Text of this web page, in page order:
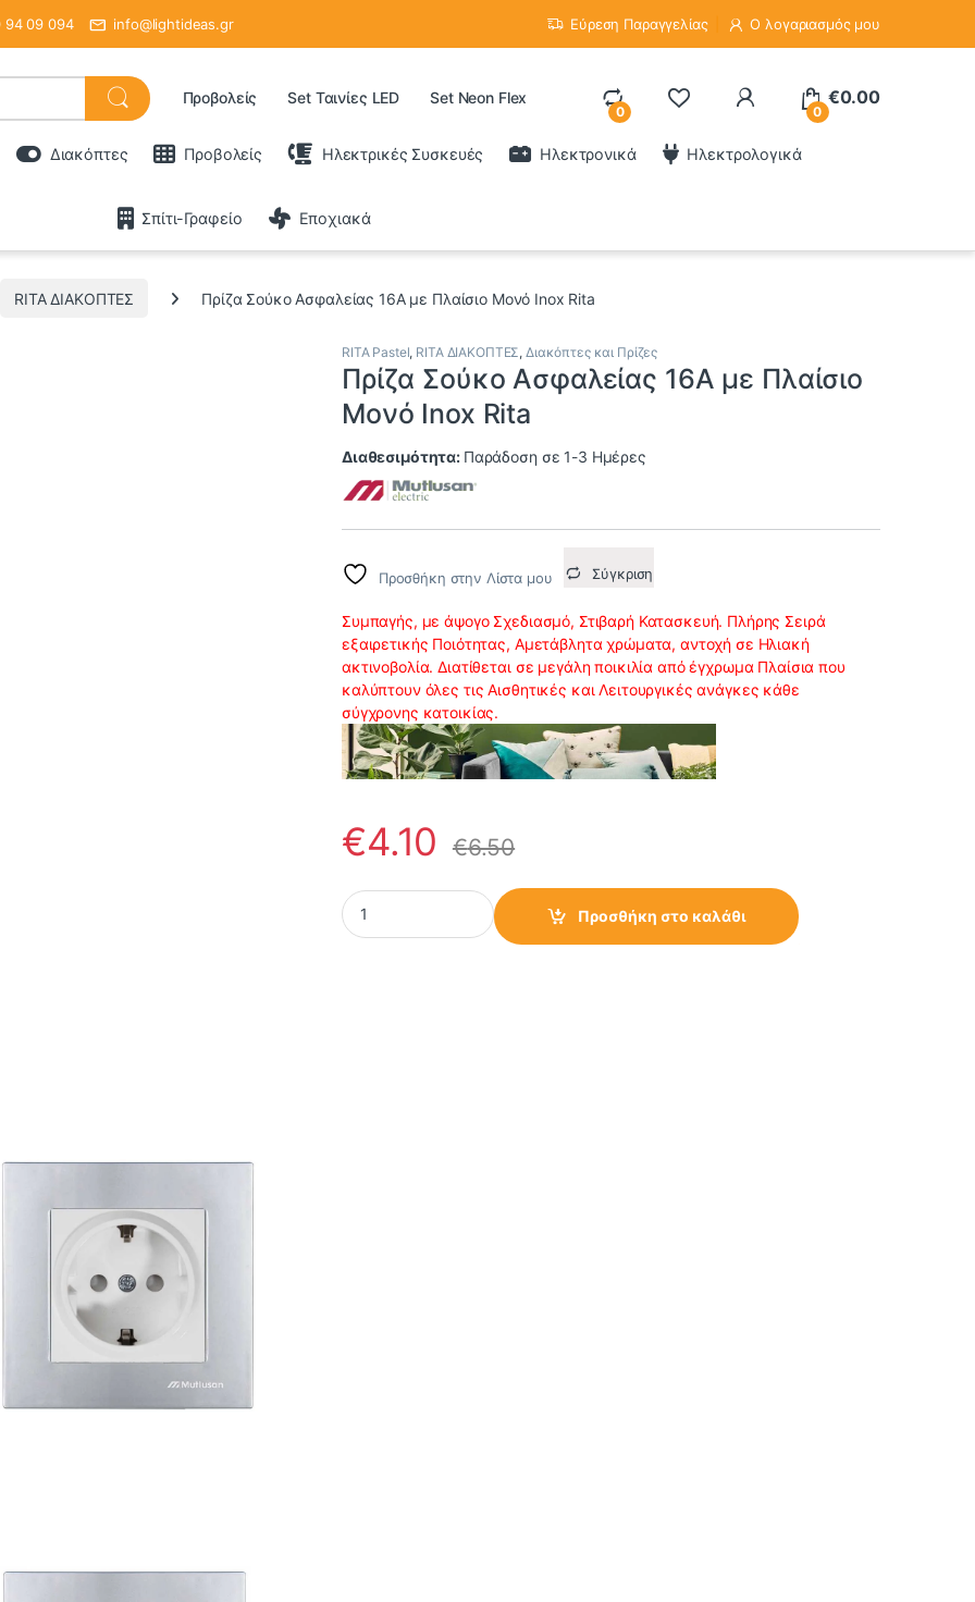
94 09 094 info@lightideas.gr Εύρεση Παραγγελίας Ο λογαριασμός μου
Προβολείς Set Ταινίες LED Set Neon Flex
0 0
€0.00
Διακόπτες Προβολείς Ηλεκτρικές Συσκευές Ηλεκτρονικά Ηλεκτρολογικά
Σπίτι-Γραφείο Εποχιακά
RITA ΔΙΑΚΟΠΤΕΣ Πρίζα Σούκο Ασφαλείας 16Α με Πλαίσιο Μονό Inox Rita
RITA Pastel, RITA ΔΙΑΚΟΠΤΕΣ, Διακόπτες και Πρίζες
Πρίζα Σούκο Ασφαλείας 16Α με Πλαίσιο
Μονό Inox Rita
Διαθεσιμότητα: Παράδοση σε 1-3 Ημέρες
Προσθήκη στην Λίστα μου Σύγκριση
Συμπαγής, με άψογο Σχεδιασμό, Στιβαρή Κατασκευή. Πλήρης Σειρά
εξαιρετικής Ποιότητας, Αμετάβλητα χρώματα, αντοχή σε Ηλιακή
ακτινοβολία. Διατίθεται σε μεγάλη ποικιλία από έγχρωμα Πλαίσια που
καλύπτουν όλες τις Αισθητικές και Λειτουργικές ανάγκες κάθε
σύγχρονης κατοικίας.
€4.10 €6.50
Πρίζα Σούκο Ασφαλείας 16Α με Πλαίσιο Μονό Inox Rita quantity
Προσθήκη στο καλάθι